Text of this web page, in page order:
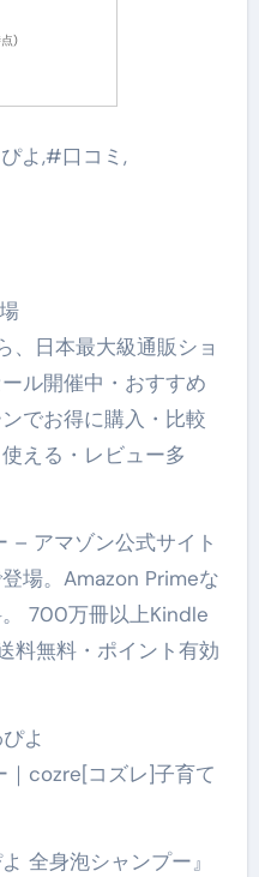
)
よ,#口コミ,
、日本最大級通販ショ
ル開催中・おすすめ
でお得に購入・比較
える・レビュー多
– アマゾン公式サイト
場。Amazon Primeな
700万冊以上Kindle
料無料・ポイント有効
よ
｜cozre[コズレ]子育て
全身泡シャンプー』